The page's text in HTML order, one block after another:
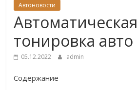
Автоновости
Автоматическая
тонировка авто
05.12.2022 admin
Содержание